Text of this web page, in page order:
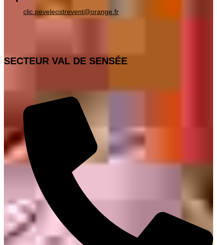
clic.peveleostrevent@orange.fr
SECTEUR VAL DE SENSÉE